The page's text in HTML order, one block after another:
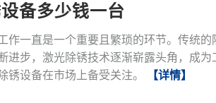
备多少钱一台
作一直是一个重要且繁琐的环节。传统
进步，激光除锈技术逐渐崭露头角，成
锈设备在市场上备受关注。
【详情】